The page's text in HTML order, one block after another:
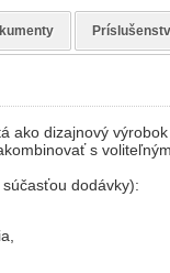
ako dizajnový
s
dodávky):